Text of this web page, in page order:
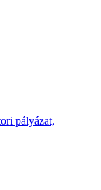
pályázat,